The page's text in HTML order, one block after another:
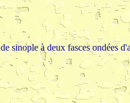
de sinople à deux fasces ondées